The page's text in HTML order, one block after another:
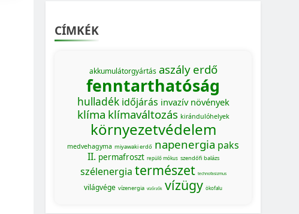
CÍMKÉK
akkumulátorgyártás aszály erdő
fenntarthatóság
hulladék időjárás invazív növények
klíma klímaváltozás kirándulóhelyek
környezetvédelem
medvehagyma miyawaki erdő napenergia paks
II. permafroszt repülő mókus szendőfi balázs
szélenergia természet technofasizmus
világvége vízenergia vízőrzők vízügy ökofalu